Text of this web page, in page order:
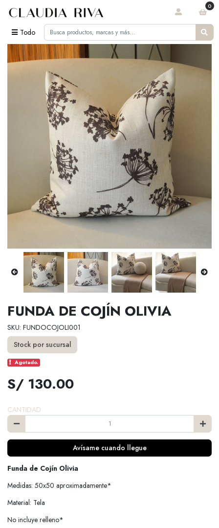
Todo
0
FUNDA DE COJÍN OLIVIA
SKU: FUNDOCOJOLI001
Stock por sucursal
Agotado.
S/ 130.00
CANTIDAD
Avísame cuando llegue
Funda de Cojín Olivia
Medidas: 50x50 aproximadamente*
Material: Tela
No incluye relleno*